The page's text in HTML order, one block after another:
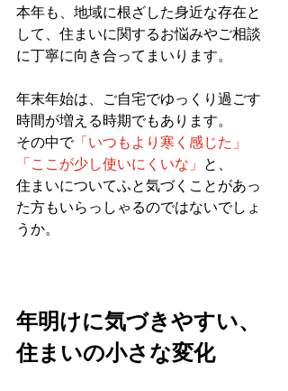
本年も、地域に根ざした身近な存在と
して、住まいに関するお悩みやご相談
に丁寧に向き合ってまいります。
年末年始は、ご自宅でゆっくり過ごす
時間が増える時期でもあります。
その中で「いつもより寒く感じた」
「ここが少し使いにくいな」 と、
住まいについてふと気づくことがあっ
た方もいらっしゃるのではないでしょ
うか。
年明けに気づきやすい、
住まいの小さな変化